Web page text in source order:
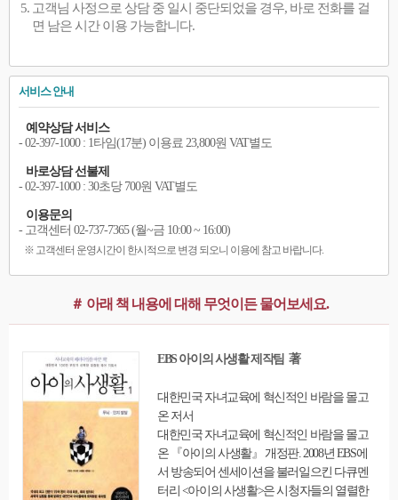
고객님 사정으로 상담 중 일시 중단되었을 경우, 바로 전화를 걸
면 남은 시간 이용 가능합니다.
서비스 안내
예약상담 서비스
- 02-397-1000 : 1타임(17분) 이용료 23,800원 VAT별도
바로상담 선불제
- 02-397-1000 : 30초당 700원 VAT별도
이용문의
- 고객센터 02-737-7365 (월~금 10:00 ~ 16:00)
※ 고객센터 운영시간이 한시적으로 변경 되오니 이용에 참고 바랍니다.
＃ 아래 책 내용에 대해 무엇이든 물어보세요.
EBS 아이의 사생활 제작팀 著
대한민국 자녀교육에 혁신적인 바람을 몰고
온 저서
대한민국 자녀교육에 혁신적인 바람을 몰고
온 『아이의 사생활』 개정판. 2008년 EBS에
서 방송되어 센세이션을 불러일으킨 다큐멘
터리 <아이의 사생활>은 시청자들의 열렬한